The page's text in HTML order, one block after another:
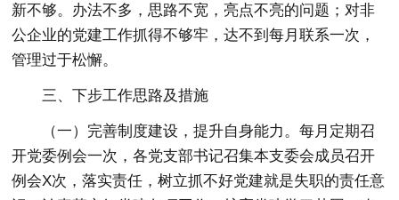
新不够。办法不多，思路不宽，亮点不亮的问题；对非
公企业的党建工作抓得不够牢，达不到每月联系一次，
管理过于松懈。
三、下步工作思路及措施
（一）完善制度建设，提升自身能力。每月定期召
开党委例会一次，各党支部书记召集本支委会成员召开
例会X次，落实责任，树立抓不好党建就是失职的责任意